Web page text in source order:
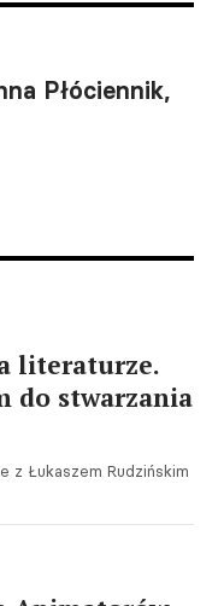
Płóciennik,
literaturze.
do stwarzania
z Łukaszem Rudzińskim